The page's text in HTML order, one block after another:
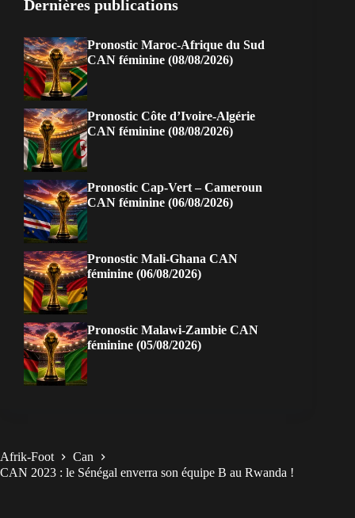
Dernières publications
Pronostic Maroc-Afrique du Sud
CAN féminine (08/08/2026)
Pronostic Côte d’Ivoire-Algérie
CAN féminine (08/08/2026)
Pronostic Cap-Vert – Cameroun
CAN féminine (06/08/2026)
Pronostic Mali-Ghana CAN
féminine (06/08/2026)
Pronostic Malawi-Zambie CAN
féminine (05/08/2026)
Afrik-Foot
Can
CAN 2023 : le Sénégal enverra son équipe B au Rwanda !